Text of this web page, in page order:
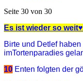
Seite 30 von 30
Es ist wieder so
Birte und Detlef
imTortenparadies
10 Enten folgten der